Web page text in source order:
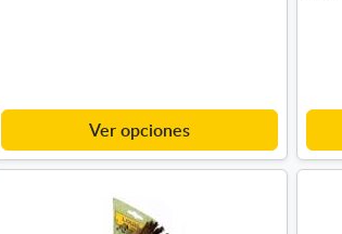
Ver opciones